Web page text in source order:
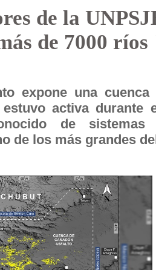
de la
de 7000
expone una
estuvo activa durante
de sistemas
de los más grandes